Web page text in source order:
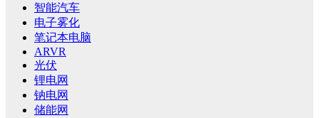
智能汽车
电子雾化
笔记本电脑
ARVR
光伏
锂电网
钠电网
储能网